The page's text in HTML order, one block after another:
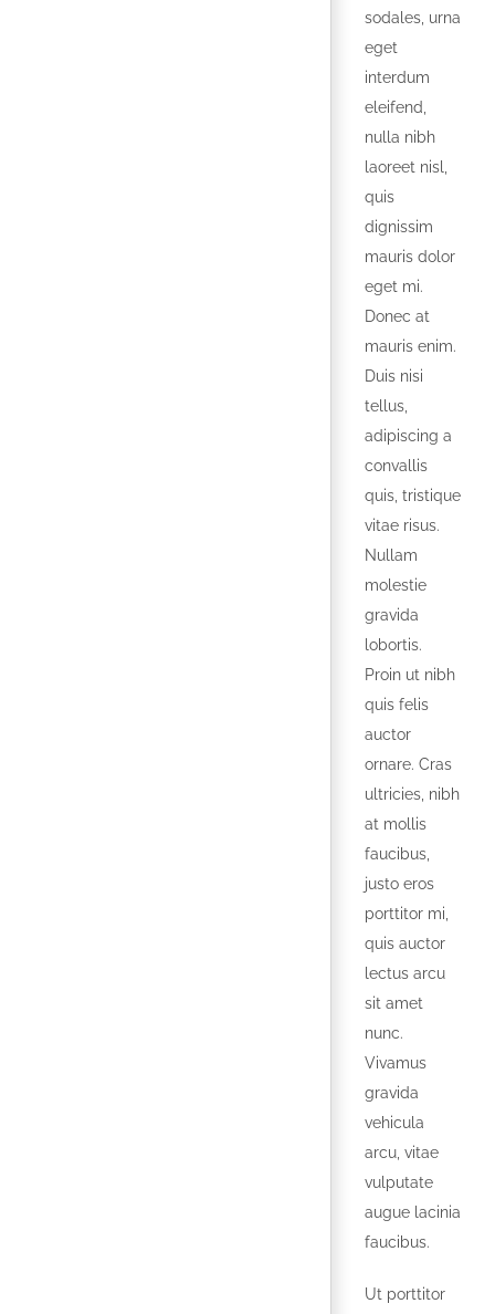
sodales, urna
eget
interdum
eleifend,
nulla nibh
laoreet nisl,
quis
dignissim
mauris dolor
eget mi.
Donec at
mauris enim.
Duis nisi
tellus,
adipiscing a
convallis
quis, tristique
vitae risus.
Nullam
molestie
gravida
lobortis.
Proin ut nibh
quis felis
auctor
ornare. Cras
ultricies, nibh
at mollis
faucibus,
justo eros
porttitor mi,
quis auctor
lectus arcu
sit amet
nunc.
Vivamus
gravida
vehicula
arcu, vitae
vulputate
augue lacinia
faucibus.
Ut porttitor